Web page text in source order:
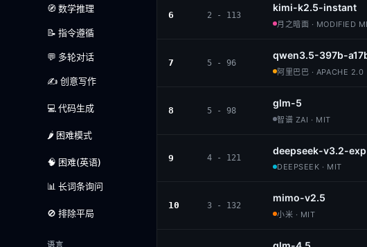
🧭 数学推理
📝 指令遵循
💬 多轮对话
✍️ 创意写作
💻 代码生成
🌶️ 困难模式
🧠 困难(英语)
📊 长词条询问
🚫 排除平局
语言
6 2 - 113
kimi-k2.5-instant
月之暗面 · MODIFIED
7 5 - 96
qwen3.5-397b-
阿里巴巴 · APACHE 2.0
8 5 - 98
glm-5
智谱 ZAI · MIT
9 4 - 121
deepseek-v3.2-exp
DEEPSEEK · MIT
10 3 - 132
mimo-v2.5
小米 · MIT